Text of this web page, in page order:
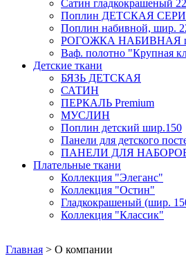
Сатин гладкокрашеный
Поплин ДЕТСКАЯ
Поплин набивной, шир.
РОГОЖКА НАБИВНАЯ
Ваф. полотно "Крупная
Детские ткани
БЯЗЬ ДЕТСКАЯ
САТИН
ПЕРКАЛЬ Premium
МУСЛИН
Поплин детский шир.150
Панели для детского
ПАНЕЛИ ДЛЯ
Плательные ткани
Коллекция "Элеганс"
Коллекция "Остин"
Гладкокрашеный (шир.
Коллекция "Классик"
Главная > О компании